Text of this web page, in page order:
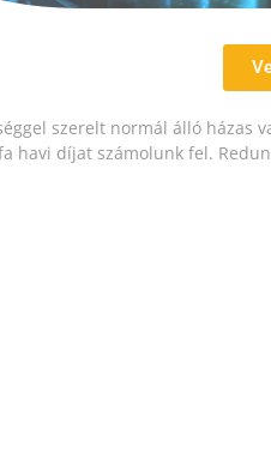
szerelt normál álló házas
havi díjat számolunk fel.